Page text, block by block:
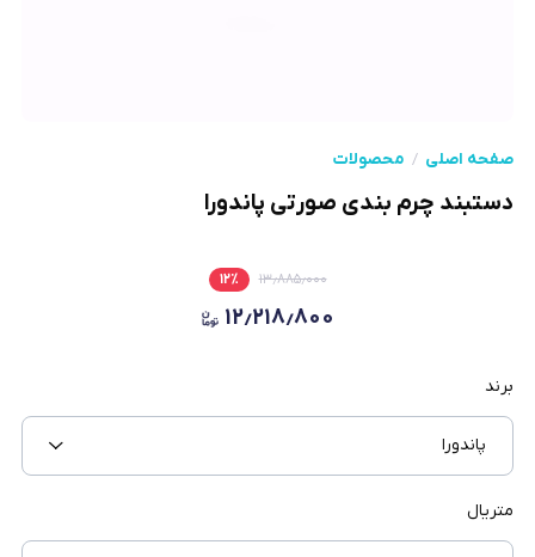
صفحه اصلی محصولات
دستبند چرم بندی صورتی پاندورا
۱۳٫۸۸۵٫۰۰۰ ۱۲٪
۱۲٫۲۱۸٫۸۰۰
برند
پاندورا
متریال